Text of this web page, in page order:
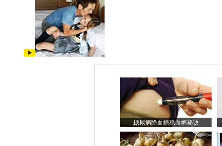
糖尿病降血糖稳血糖秘诀